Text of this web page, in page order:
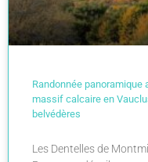
Randonnée
massif calcaire en
belvédères
Les Dentelles de